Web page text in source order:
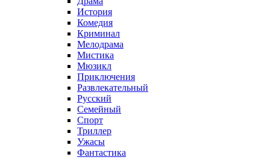
История
Комедия
Криминал
Мелодрама
Мистика
Мюзикл
Приключения
Развлекательный
Русский
Семейный
Спорт
Триллер
Ужасы
Фантастика